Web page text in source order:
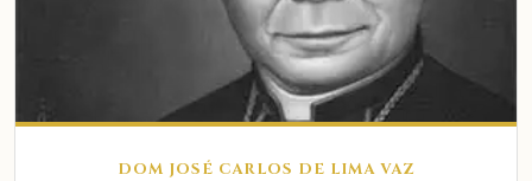
DOM JOSÉ CARLOS DE LIMA VAZ